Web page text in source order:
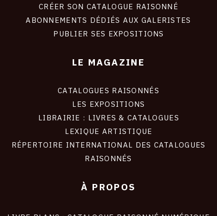
CRÉER SON CATALOGUE RAISONNÉ
ABONNEMENTS DÉDIÉS AUX GALERISTES
PUBLIER SES EXPOSITIONS
LE MAGAZINE
CATALOGUES RAISONNÉS
LES EXPOSITIONS
LIBRAIRIE : LIVRES & CATALOGUES
LEXIQUE ARTISTIQUE
RÉPERTOIRE INTERNATIONAL DES CATALOGUES
RAISONNÉS
À PROPOS